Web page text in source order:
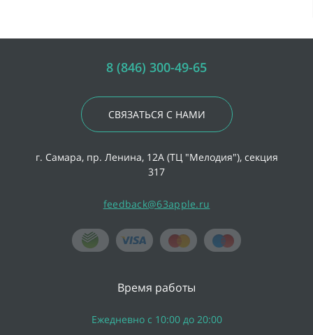
8 (846) 300-49-65
СВЯЗАТЬСЯ С НАМИ
г. Самара, пр. Ленина, 12А (ТЦ "Мелодия"), секция
317
feedback@63apple.ru
Время работы
Ежедневно с 10:00 до 20:00